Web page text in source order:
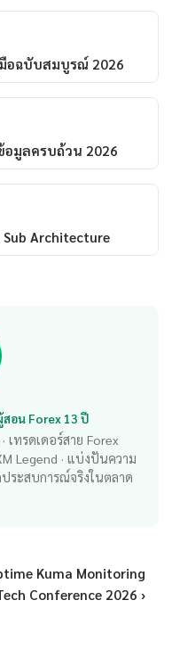
อฉบับสมบูรณ์ 2026
มูลครบถ้วน 2026
Architecture
สอน Forex 13 ปี
เทรดเดอร์สาย Forex
Legend · แบ่งปันความ
ระสบการณ์จริงในตลาด
Kuma Monitoring
Conference 2026 ›